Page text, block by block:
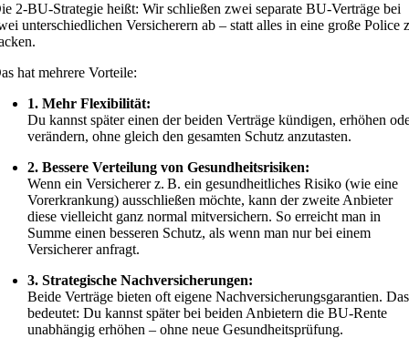
2-BU-Strategie heißt: Wir schließen zwei separate BU-Verträge bei
unterschiedlichen Versicherern ab – statt alles in eine große Police
hat mehrere Vorteile:
1. Mehr Flexibilität:
Du kannst später einen der beiden Verträge kündigen, erhöhen
verändern, ohne gleich den gesamten Schutz anzutasten.
2. Bessere Verteilung von Gesundheitsrisiken:
Wenn ein Versicherer z. B. ein gesundheitliches Risiko (wie eine
Vorerkrankung) ausschließen möchte, kann der zweite Anbieter
diese vielleicht ganz normal mitversichern. So erreicht man in
Summe einen besseren Schutz, als wenn man nur bei einem
Versicherer anfragt.
3. Strategische Nachversicherungen:
Beide Verträge bieten oft eigene Nachversicherungsgarantien. Das
bedeutet: Du kannst später bei beiden Anbietern die BU-Rente
unabhängig erhöhen – ohne neue Gesundheitsprüfung.